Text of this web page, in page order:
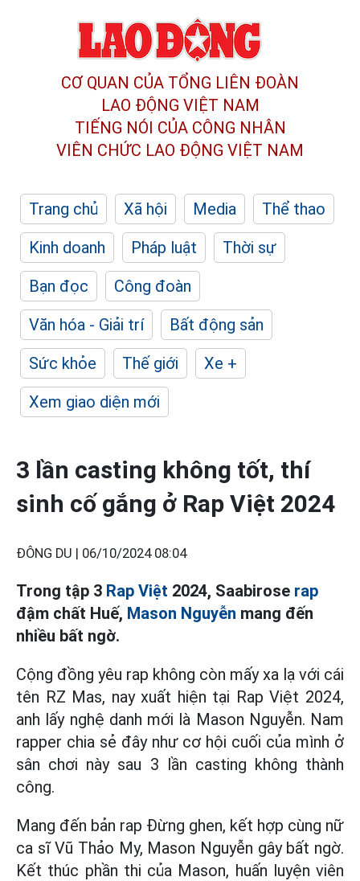
CƠ QUAN CỦA TỔNG LIÊN ĐOÀN
LAO ĐỘNG VIỆT NAM
TIẾNG NÓI CỦA CÔNG NHÂN
VIÊN CHỨC LAO ĐỘNG VIỆT NAM
Trang chủ Xã hội Media
Thể thao
Kinh doanh
Pháp luật
Thời sự
Bạn đọc
Công đoàn
Văn hóa - Giải trí
Bất động sản
Sức khỏe
Thế giới
Xe +
Xem giao diện mới
3 lần casting không tốt, thí
sinh cố gắng ở Rap Việt 2024
ĐÔNG DU | 06/10/2024 08:04
Trong tập 3 Rap Việt 2024, Saabirose rap
đậm chất Huế, Mason Nguyễn mang đến
nhiều bất ngờ.
Cộng đồng yêu rap không còn mấy xa lạ với cái
tên RZ Mas, nay xuất hiện tại Rap Việt 2024,
anh lấy nghệ danh mới là Mason Nguyễn. Nam
rapper chia sẻ đây như cơ hội cuối của mình ở
sân chơi này sau 3 lần casting không thành
công.
Mang đến bản rap Đừng ghen, kết hợp cùng nữ
ca sĩ Vũ Thảo My, Mason Nguyễn gây bất ngờ.
Kết thúc phần thi của Mason, huấn luyện viên